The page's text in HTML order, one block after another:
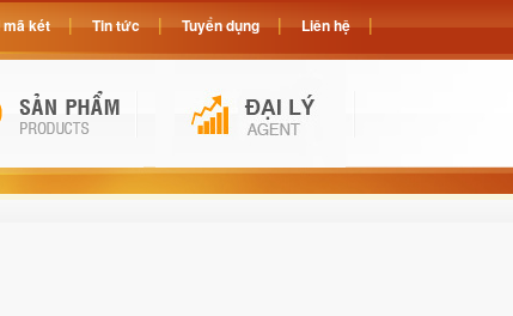
két Tin tức Tuyển dụng Liên hệ